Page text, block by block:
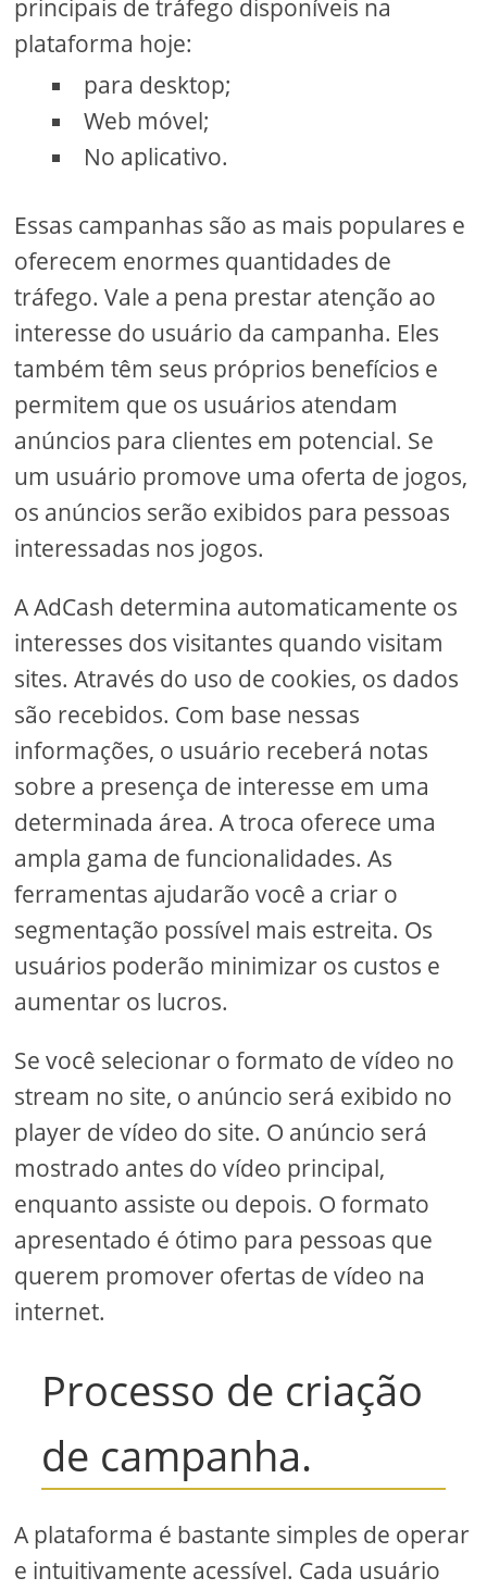
principais de tráfego disponíveis na
plataforma hoje:
para desktop;
Web móvel;
No aplicativo.
Essas campanhas são as mais populares e
oferecem enormes quantidades de
tráfego. Vale a pena prestar atenção ao
interesse do usuário da campanha. Eles
também têm seus próprios benefícios e
permitem que os usuários atendam
anúncios para clientes em potencial. Se
um usuário promove uma oferta de jogos,
os anúncios serão exibidos para pessoas
interessadas nos jogos.
A AdCash determina automaticamente os
interesses dos visitantes quando visitam
sites. Através do uso de cookies, os dados
são recebidos. Com base nessas
informações, o usuário receberá notas
sobre a presença de interesse em uma
determinada área. A troca oferece uma
ampla gama de funcionalidades. As
ferramentas ajudarão você a criar o
segmentação possível mais estreita. Os
usuários poderão minimizar os custos e
aumentar os lucros.
Se você selecionar o formato de vídeo no
stream no site, o anúncio será exibido no
player de vídeo do site. O anúncio será
mostrado antes do vídeo principal,
enquanto assiste ou depois. O formato
apresentado é ótimo para pessoas que
querem promover ofertas de vídeo na
internet.
Processo de criação
de campanha.
A plataforma é bastante simples de operar
e intuitivamente acessível. Cada usuário